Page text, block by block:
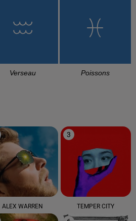
Verseau Poissons
ALEX WARREN
3
TEMPER CITY